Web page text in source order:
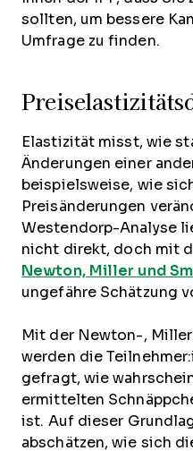
sollten, um bessere
Umfrage zu finden.
Elastizität misst, wie
Änderungen einer
beispielsweise, wie
Preisänderungen
Westendorp-Analyse
nicht direkt, doch mit
Newton, Miller und
ungefähre Schätzung
Mit der Newton-,
werden die
gefragt, wie
ermittelten
ist. Auf dieser
abschätzen, wie sich